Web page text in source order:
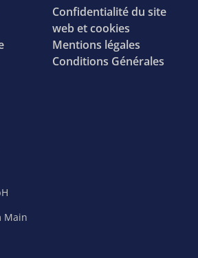
Confidentialité du site
web et cookies
Mentions légales
Conditions Générales
Main